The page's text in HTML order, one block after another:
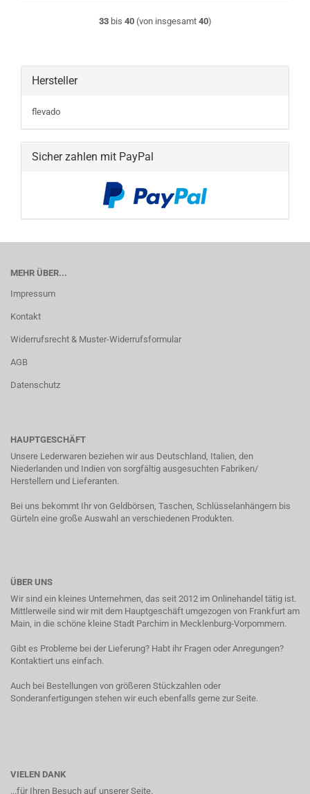
33bis 40(von insgesamt 40)
Hersteller
flevado
Sicher zahlen mit PayPal
MEHR ÜBER...
Impressum
Kontakt
Widerrufsrecht & Muster-Widerrufsformular
AGB
Datenschutz
HAUPTGESCHÄFT
Unsere Lederwaren beziehen wir aus Deutschland, Italien, den
Niederlanden und Indien von sorgfältig ausgesuchten Fabriken/
Herstellern und Lieferanten.
Bei uns bekommt Ihr von Geldbörsen, Taschen, Schlüsselanhängern bis
Gürteln eine große Auswahl an verschiedenen Produkten.
ÜBER UNS
Wir sind ein kleines Unternehmen, das seit 2012 im Onlinehandel tätig ist.
Mittlerweile sind wir mit dem Hauptgeschäft umgezogen von Frankfurt am
Main, in die schöne kleine Stadt Parchim in Mecklenburg-Vorpommern.
Gibt es Probleme bei der Lieferung? Habt ihr Fragen oder Anregungen?
Kontaktiert uns einfach.
Auch bei Bestellungen von größeren Stückzahlen oder
Sonderanfertigungen stehen wir euch ebenfalls gerne zur Seite.
VIELEN DANK
...für Ihren Besuch auf unserer Seite.